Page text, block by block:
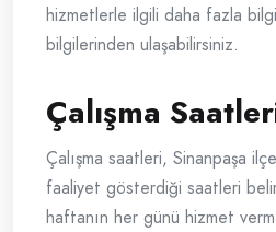
hizmetlerle ilgili daha fazla
bilgilerinden ulaşabilirsiniz.
Çalışma
Çalışma saatleri, Sinanpaşa
faaliyet gösterdiği saatleri
haftanın her günü hizmet